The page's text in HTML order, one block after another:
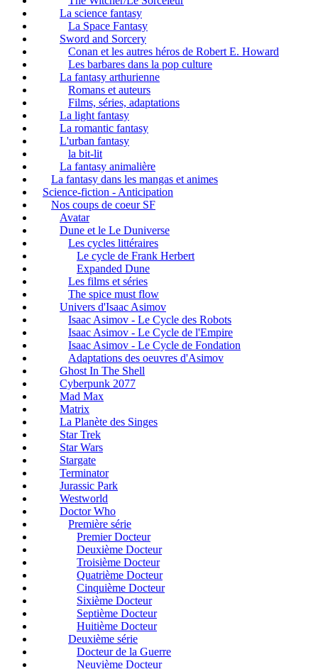
La science fantasy
La Space Fantasy
Sword and Sorcery
Conan et les autres héros de Robert E. Howard
Les barbares dans la pop culture
La fantasy arthurienne
Romans et auteurs
Films, séries, adaptations
La light fantasy
La romantic fantasy
L'urban fantasy
la bit-lit
La fantasy animalière
La fantasy dans les mangas et animes
Science-fiction - Anticipation
Nos coups de coeur SF
Avatar
Dune et le Le Duniverse
Les cycles littéraires
Le cycle de Frank Herbert
Expanded Dune
Les films et séries
The spice must flow
Univers d'Isaac Asimov
Isaac Asimov - Le Cycle des Robots
Isaac Asimov - Le Cycle de l'Empire
Isaac Asimov - Le Cycle de Fondation
Adaptations des oeuvres d'Asimov
Ghost In The Shell
Cyberpunk 2077
Mad Max
Matrix
La Planète des Singes
Star Trek
Star Wars
Stargate
Terminator
Jurassic Park
Westworld
Doctor Who
Première série
Premier Docteur
Deuxième Docteur
Troisième Docteur
Quatrième Docteur
Cinquième Docteur
Sixième Docteur
Septième Docteur
Huitième Docteur
Deuxième série
Docteur de la Guerre
Neuvième Docteur